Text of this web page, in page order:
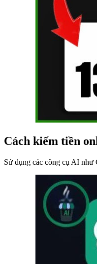
Cách kiếm tiền
Sử dụng các công cụ AI như